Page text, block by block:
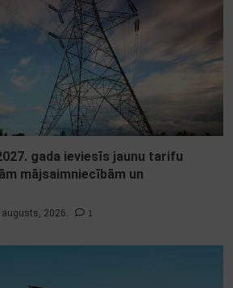
gada ieviesīs jaunu tarifu
mājsaimniecībām un
augusts, 2026. 1